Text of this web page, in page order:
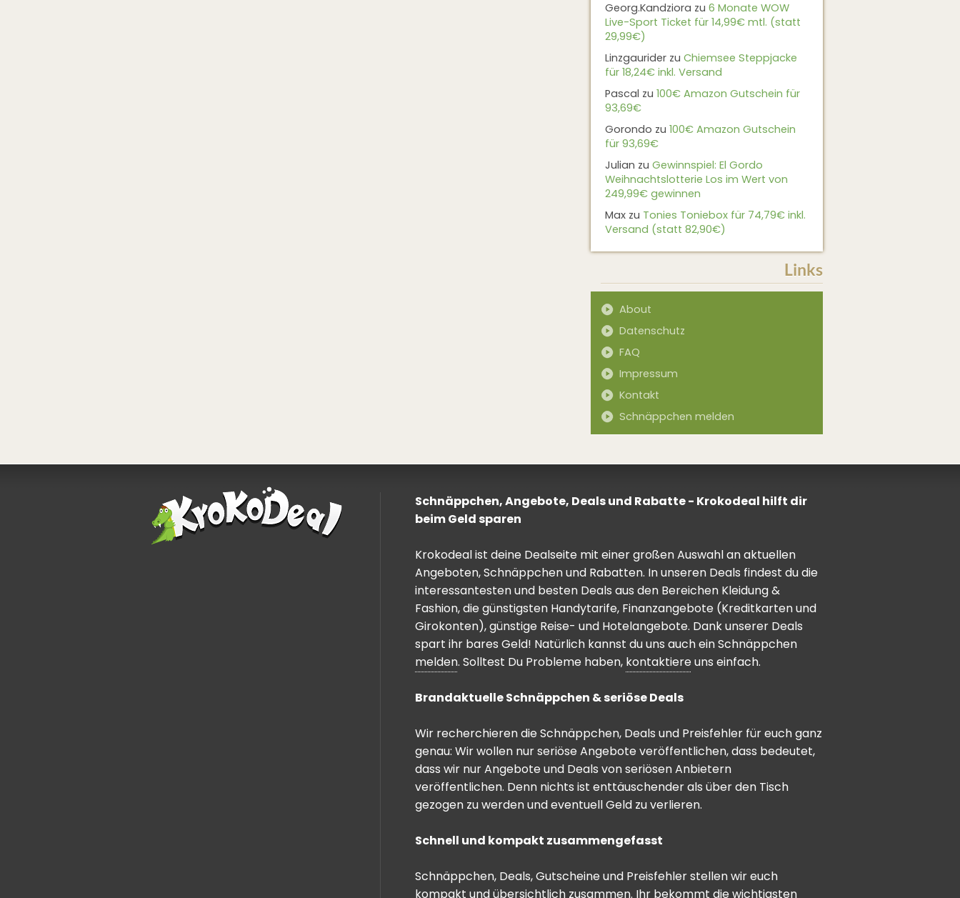
Georg.Kandziora zu 6 Monate WOW
Live-Sport Ticket für 14,99€ mtl. (statt
29,99€)
Linzgaurider zu Chiemsee Steppjacke
für 18,24€ inkl. Versand
Pascal zu 100€ Amazon Gutschein für
93,69€
Gorondo zu 100€ Amazon Gutschein
für 93,69€
Julian zu Gewinnspiel: El Gordo
Weihnachtslotterie Los im Wert von
249,99€ gewinnen
Max zu Tonies Toniebox für 74,79€ inkl.
Versand (statt 82,90€)
Links
About
Datenschutz
FAQ
Impressum
Kontakt
Schnäppchen melden
Schnäppchen, Angebote, Deals und Rabatte - Krokodeal hilft dir
beim Geld sparen
Krokodeal ist deine Dealseite mit einer großen Auswahl an aktuellen
Angeboten, Schnäppchen und Rabatten. In unseren Deals findest du die
interessantesten und besten Deals aus den Bereichen Kleidung &
Fashion, die günstigsten Handytarife, Finanzangebote (Kreditkarten und
Girokonten), günstige Reise- und Hotelangebote. Dank unserer Deals
spart ihr bares Geld! Natürlich kannst du uns auch ein Schnäppchen
melden. Solltest Du Probleme haben, kontaktiere uns einfach.
Brandaktuelle Schnäppchen & seriöse Deals
Wir recherchieren die Schnäppchen, Deals und Preisfehler für euch ganz
genau: Wir wollen nur seriöse Angebote veröffentlichen, dass bedeutet,
dass wir nur Angebote und Deals von seriösen Anbietern
veröffentlichen. Denn nichts ist enttäuschender als über den Tisch
gezogen zu werden und eventuell Geld zu verlieren.
Schnell und kompakt zusammengefasst
Schnäppchen, Deals, Gutscheine und Preisfehler stellen wir euch
kompakt und übersichtlich zusammen. Ihr bekommt die wichtigsten